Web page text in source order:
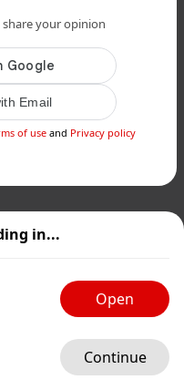
in...
Open
Continue
share your opinion
Email
of use and Privacy policy